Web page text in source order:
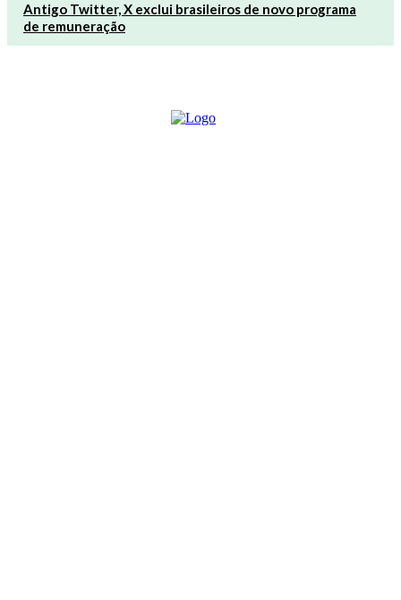
Antigo Twitter, X exclui brasileiros de novo programa
de remuneração